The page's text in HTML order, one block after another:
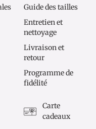
Guide des tailles
Entretien et
nettoyage
Livraison et
retour
Programme de
fidélité
Carte
cadeaux